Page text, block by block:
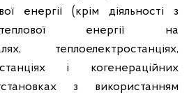
енергії (крім діяльності з
енергії на
теплоелектростанціях,
і когенераційних
з використанням